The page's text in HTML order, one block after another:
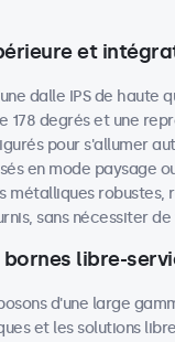
et
dalle IPS de
178 degrés et une
pour s'allumer
en mode paysage
métalliques
sans nécessiter
libre-
d'une large
et les solutions